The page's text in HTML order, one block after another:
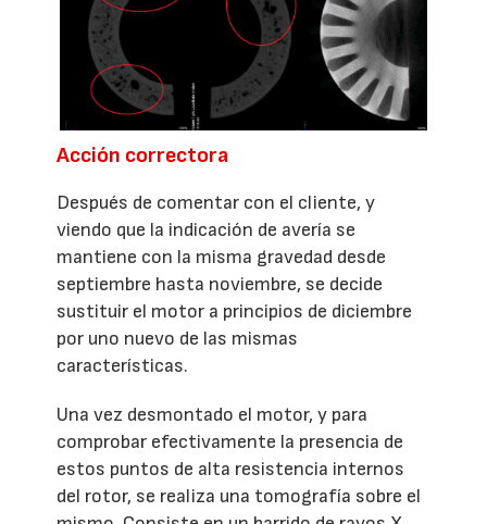
Acción correctora
Después de comentar con el cliente, y
viendo que la indicación de avería se
mantiene con la misma gravedad desde
septiembre hasta noviembre, se decide
sustituir el motor a principios de diciembre
por uno nuevo de las mismas
características.
Una vez desmontado el motor, y para
comprobar efectivamente la presencia de
estos puntos de alta resistencia internos
del rotor, se realiza una tomografía sobre el